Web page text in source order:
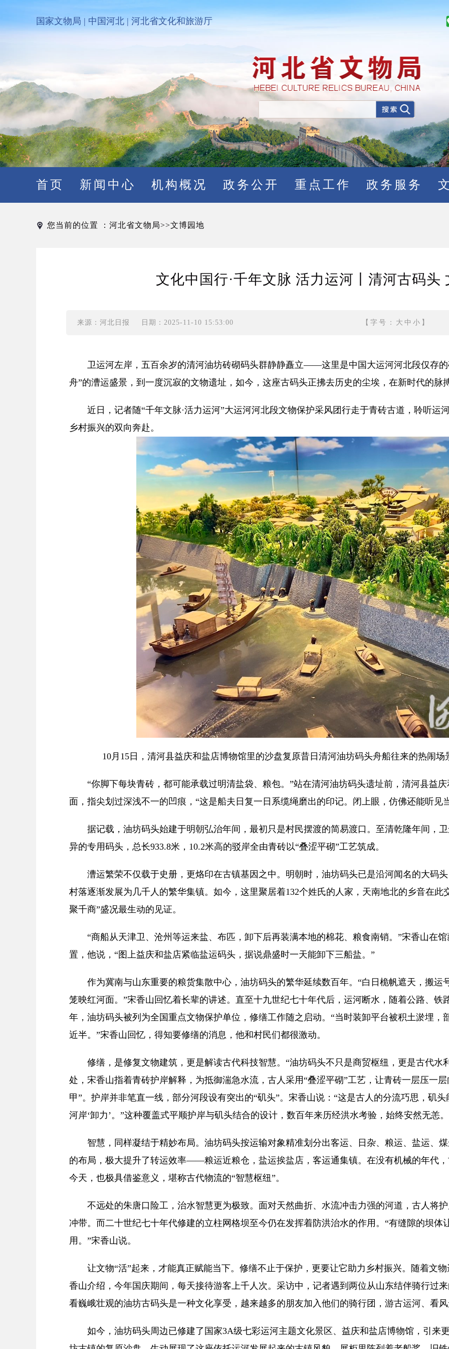
国家文物局 | 中国河北|河北省文化和旅游厅
首页 新闻中心 机构概况 政务公开 重点工作 政务服务
您当前的位置 ： 河北省文物局>>文博园地
文化中国行·千年文脉 活力运河丨清河古码头
来源：河北日报 日期：2025-11-10 15:53:00 【字号： 大 中 小 】
卫运河左岸，五百余岁的清河油坊砖砌码头群静静矗立——这里是中国大运河河北段仅存的
舟”的漕运盛景，到一度沉寂的文物遗址，如今，这座古码头正拂去历史的尘埃，在新时代的脉
近日，记者随“千年文脉·活力运河”大运河河北段文物保护采风团行走于青砖古道，聆听运
乡村振兴的双向奔赴。
10月15日，清河县益庆和盐店博物馆里的沙盘复原昔日清河油坊码头舟船往来的热闹
“你脚下每块青砖，都可能承载过明清盐袋、粮包。”站在清河油坊码头遗址前，清河县益
面，指尖划过深浅不一的凹痕，“这是船夫日复一日系缆绳磨出的印记。闭上眼，仿佛还能听见
据记载，油坊码头始建于明朝弘治年间，最初只是村民摆渡的简易渡口。至清乾隆年间，
异的专用码头，总长933.8米，10.2米高的驳岸全由青砖以“叠涩平砌”工艺筑成。
漕运繁荣不仅载于史册，更烙印在古镇基因之中。明朝时，油坊码头已是沿河闻名的大码
村落逐渐发展为几千人的繁华集镇。如今，这里聚居着132个姓氏的人家，天南地北的乡音在此
聚千商”盛况最生动的见证。
“商船从天津卫、沧州等运来盐、布匹，卸下后再装满本地的棉花、粮食南销。”宋香山在
置，他说，“图上益庆和盐店紧临盐运码头，据说鼎盛时一天能卸下三船盐。”
作为冀南与山东重要的粮货集散中心，油坊码头的繁华延续数百年。“白日桅帆遮天，搬运
笼映红河面。”宋香山回忆着长辈的讲述。直至十九世纪七十年代后，运河断水，随着公路、铁
年，油坊码头被列为全国重点文物保护单位，修缮工作随之启动。“当时装卸平台被积土淤埋，
近半。”宋香山回忆，得知要修缮的消息，他和村民们都很激动。
修缮，是修复文物建筑，更是解读古代科技智慧。“油坊码头不只是商贸枢纽，更是古代水
处，宋香山指着青砖护岸解释，为抵御湍急水流，古人采用“叠涩平砌”工艺，让青砖一层压一
甲”。护岸并非笔直一线，部分河段设有突出的“矶头”。宋香山说：“这是古人的分流巧思，矶
河岸‘卸力’。”这种覆盖式平顺护岸与矶头结合的设计，数百年来历经洪水考验，始终安然无恙。
智慧，同样凝结于精妙布局。油坊码头按运输对象精准划分出客运、日杂、粮运、盐运、
的布局，极大提升了转运效率——粮运近粮仓，盐运挨盐店，客运通集镇。在没有机械的年代
今天，也极具借鉴意义，堪称古代物流的“智慧枢纽”。
不远处的朱唐口险工，治水智慧更为极致。面对天然曲折、水流冲击力强的河道，古人将护
冲带。而二十世纪七十年代修建的立柱网格坝至今仍在发挥着防洪治水的作用。“有缝隙的坝体
用。”宋香山说。
让文物“活”起来，才能真正赋能当下。修缮不止于保护，更要让它助力乡村振兴。随着文
香山介绍，今年国庆期间，每天接待游客上千人次。采访中，记者遇到两位从山东结伴骑行过
看巍峨壮观的油坊古码头是一种文化享受，越来越多的朋友加入他们的骑行团，游古运河、看
如今，油坊码头周边已修建了国家3A级七彩运河主题文化景区、益庆和盐店博物馆，引来